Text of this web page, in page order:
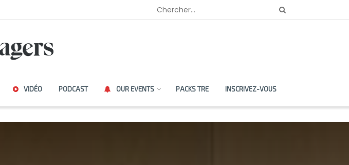
VIDÉO PODCAST OUR EVENTS PACKS TRE INSCRIVEZ-VOUS